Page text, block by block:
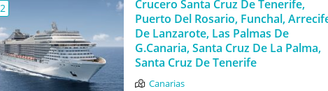
Crucero Santa Cruz De Tenerife,
Puerto Del Rosario, Funchal,
De Lanzarote, Las Palmas De
G.Canaria, Santa Cruz De La Palma,
Santa Cruz De Tenerife
Canarias